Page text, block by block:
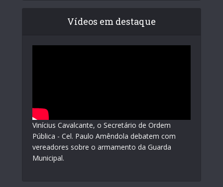
Vídeos em destaque
Vinícius Cavalcante, o Secretário de Ordem
Pública - Cel. Paulo Amêndola debatem com
vereadores sobre o armamento da Guarda
Municipal.